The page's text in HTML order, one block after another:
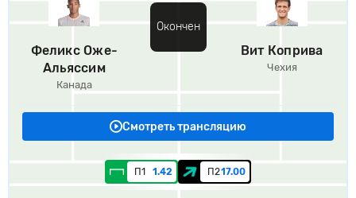
Феликс Оже-
Альяссим
Канада
Окончен
Вит Коприва
Чехия
Смотреть трансляцию
П1 1.42 П217.00